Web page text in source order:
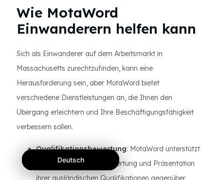
Wie MotaWord
Einwanderern helfen kann
Sich als Einwanderer auf dem Arbeitsmarkt in
Massachusetts zurechtzufinden, kann eine
Herausforderung sein, aber MotaWord bietet
verschiedene Dienstleistungen an, die Ihnen den
Übergang erleichtern und Ihre Beschäftigungsfähigkeit
verbessern sollen.
Qualifikationsbewertung: MotaWord unterstützt
Einwanderer bei der Bewertung und Präsentation
ihrer ausländischen Qualifikationen gegenüber
Deutsch
Deutsch
Deutsch